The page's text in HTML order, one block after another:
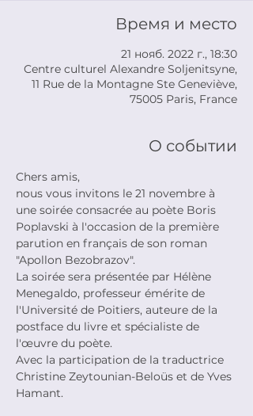
Время и место
21 нояб. 2022 г., 18:30
Centre culturel Alexandre Soljenitsyne,
11 Rue de la Montagne Ste Geneviève,
75005 Paris, France
О событии
Chers amis,
nous vous invitons le 21 novembre à
une soirée consacrée au poète Boris
Poplavski à l'occasion de la première
parution en français de son roman
"Apollon Bezobrazov".
La soirée sera présentée par Hélène
Menegaldo, professeur émérite de
l'Université de Poitiers, auteure de la
postface du livre et spécialiste de
l'œuvre du poète.
Avec la participation de la traductrice
Christine Zeytounian-Beloüs et de Yves
Hamant.